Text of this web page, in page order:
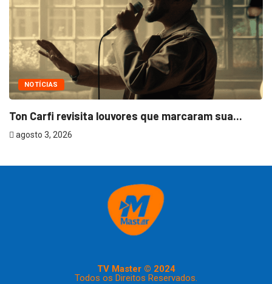
NOTÍCIAS
Ton Carfi revisita louvores que marcaram sua...
agosto 3, 2026
TV Master © 2024
Todos os Direitos Reservados.